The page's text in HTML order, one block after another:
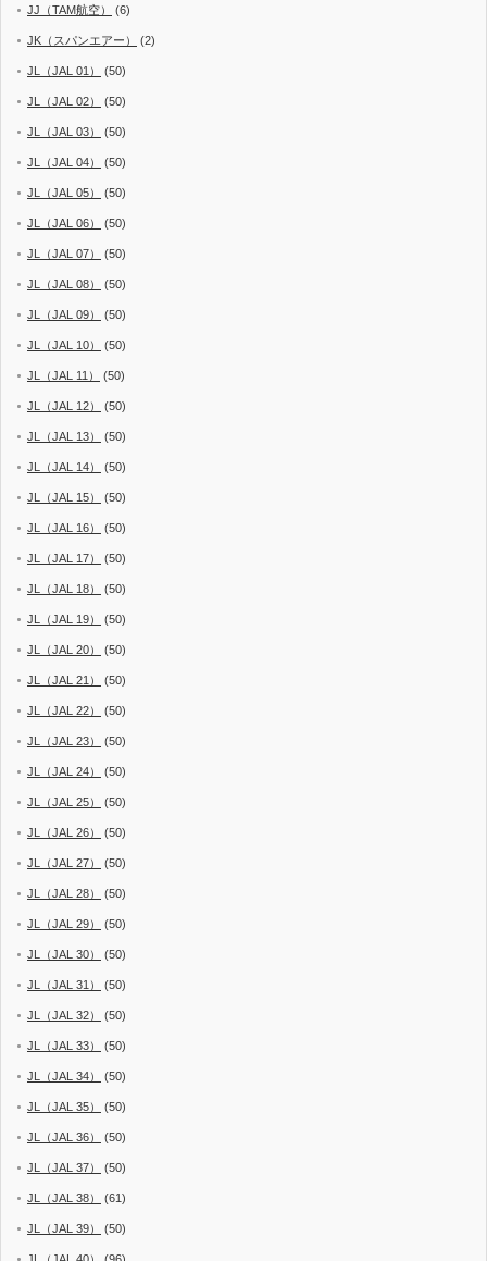
JJ（TAM航空） (6)
JK（スパンエアー） (2)
JL（JAL 01） (50)
JL（JAL 02） (50)
JL（JAL 03） (50)
JL（JAL 04） (50)
JL（JAL 05） (50)
JL（JAL 06） (50)
JL（JAL 07） (50)
JL（JAL 08） (50)
JL（JAL 09） (50)
JL（JAL 10） (50)
JL（JAL 11） (50)
JL（JAL 12） (50)
JL（JAL 13） (50)
JL（JAL 14） (50)
JL（JAL 15） (50)
JL（JAL 16） (50)
JL（JAL 17） (50)
JL（JAL 18） (50)
JL（JAL 19） (50)
JL（JAL 20） (50)
JL（JAL 21） (50)
JL（JAL 22） (50)
JL（JAL 23） (50)
JL（JAL 24） (50)
JL（JAL 25） (50)
JL（JAL 26） (50)
JL（JAL 27） (50)
JL（JAL 28） (50)
JL（JAL 29） (50)
JL（JAL 30） (50)
JL（JAL 31） (50)
JL（JAL 32） (50)
JL（JAL 33） (50)
JL（JAL 34） (50)
JL（JAL 35） (50)
JL（JAL 36） (50)
JL（JAL 37） (50)
JL（JAL 38） (61)
JL（JAL 39） (50)